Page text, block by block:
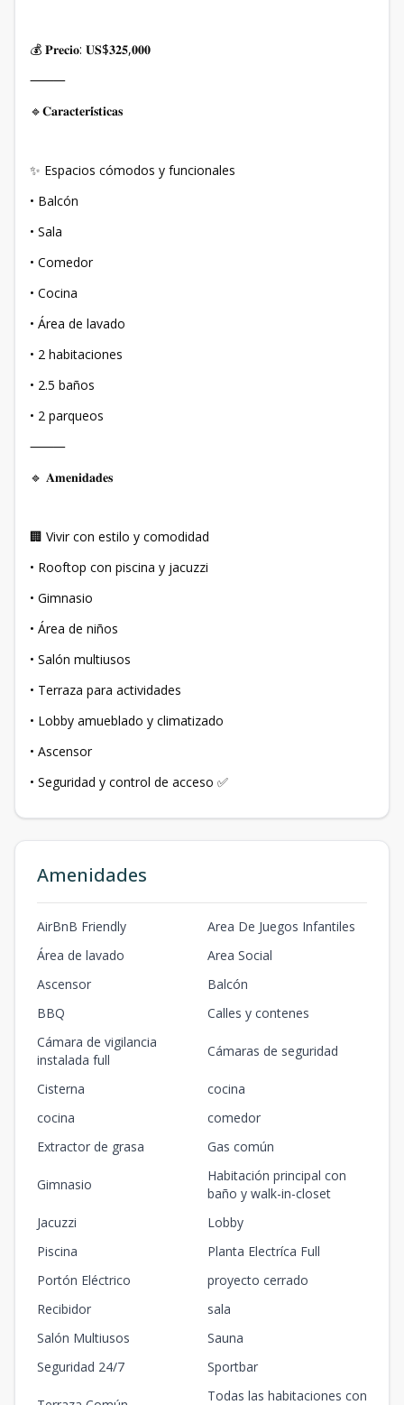
💰 𝐏𝐫𝐞𝐜𝐢𝐨: 𝐔𝐒$𝟑𝟐𝟓,𝟎𝟎𝟎
⸻
🔹𝐂𝐚𝐫𝐚𝐜𝐭𝐞𝐫𝐢́𝐬𝐭𝐢𝐜𝐚𝐬
✨ Espacios cómodos y funcionales
• Balcón
• Sala
• Comedor
• Cocina
• Área de lavado
• 2 habitaciones
• 2.5 baños
• 2 parqueos
⸻
🔹 𝐀𝐦𝐞𝐧𝐢𝐝𝐚𝐝𝐞𝐬
🏢 Vivir con estilo y comodidad
• Rooftop con piscina y jacuzzi
• Gimnasio
• Área de niños
• Salón multiusos
• Terraza para actividades
• Lobby amueblado y climatizado
• Ascensor
• Seguridad y control de acceso ✅
Amenidades
AirBnB Friendly
Area De Juegos Infantiles
Área de lavado
Area Social
Ascensor
Balcón
BBQ
Calles y contenes
Cámara de vigilancia
instalada full
Cámaras de seguridad
Cisterna
cocina
cocina
comedor
Extractor de grasa
Gas común
Gimnasio
Habitación principal con
baño y walk-in-closet
Jacuzzi
Lobby
Piscina
Planta Electríca Full
Portón Eléctrico
proyecto cerrado
Recibidor
sala
Salón Multiusos
Sauna
Seguridad 24/7
Sportbar
Todas las habitaciones con